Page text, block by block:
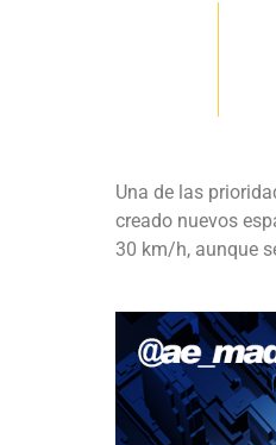
Una de las
creado nuevos
30 km/h, aunque